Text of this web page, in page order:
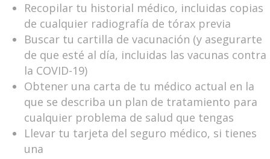
Recopilar tu historial médico, incluidas copias
de cualquier radiografía de tórax previa
Buscar tu cartilla de vacunación (y asegurarte
de que esté al día, incluidas las vacunas contra
la COVID-19)
Obtener una carta de tu médico actual en la
que se describa un plan de tratamiento para
cualquier problema de salud que tengas
Llevar tu tarjeta del seguro médico, si tienes
una